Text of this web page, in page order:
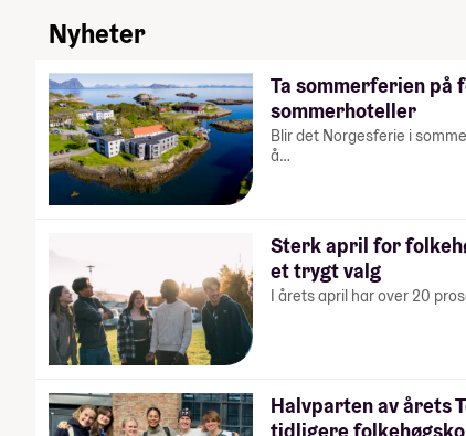
Nyheter
Ta sommerferien på
sommerhoteller
Blir det Norgesferie i
å…
Sterk april for
et trygt valg
I årets april har over 20
Halvparten av årets